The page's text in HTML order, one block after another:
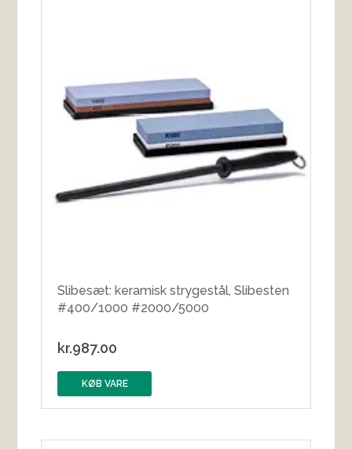
Slibesæt: keramisk strygestål, Slibesten
#400/1000 #2000/5000
kr.987.00
KØB VARE